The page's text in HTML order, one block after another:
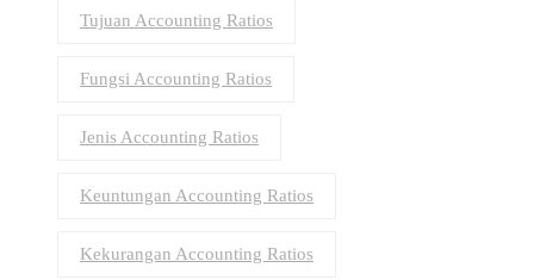
Tujuan Accounting Ratios
Fungsi Accounting Ratios
Jenis Accounting Ratios
Keuntungan Accounting Ratios
Kekurangan Accounting Ratios